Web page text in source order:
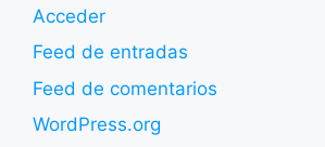
Acceder
Feed de entradas
Feed de comentarios
WordPress.org